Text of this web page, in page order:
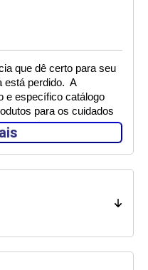
que dê certo para seu
perdido.  A
e específico catálogo
para os cuidados
que deixa